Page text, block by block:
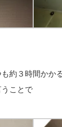
約３時間かか
ことで